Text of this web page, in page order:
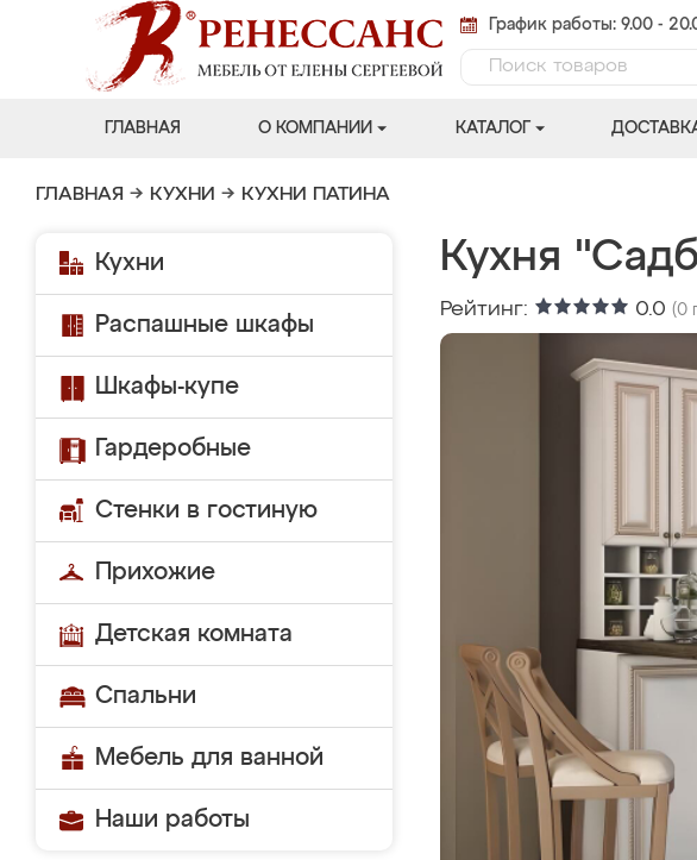
График работы: 9.00 -
ГЛАВНАЯ О КОМПАНИИ КАТАЛОГ
ГЛАВНАЯ → КУХНИ → КУХНИ ПАТИНА
Кухни
Распашные шкафы
Шкафы-купе
Гардеробные
Стенки в гостиную
Прихожие
Детская комната
Спальни
Мебель для ванной
Наши работы
Кухня
Рейтинг: 0.0 (0